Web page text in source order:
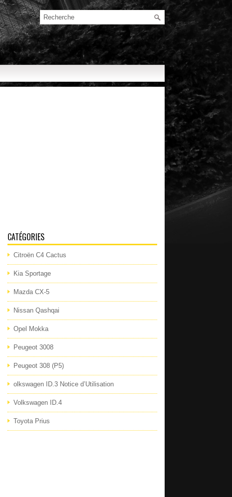
CATÉGORIES
Citroën C4 Cactus
Kia Sportage
Mazda CX-5
Nissan Qashqai
Opel Mokka
Peugeot 3008
Peugeot 308 (P5)
olkswagen ID.3 Notice d’Utilisation
Volkswagen ID.4
Toyota Prius